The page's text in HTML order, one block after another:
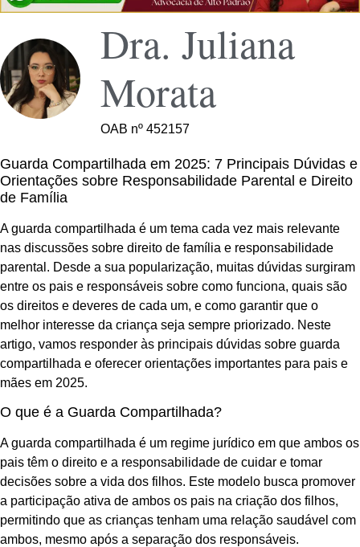
Dra. Juliana
Morata
OAB nº 452157
Guarda Compartilhada em 2025: 7 Principais Dúvidas e
Orientações sobre Responsabilidade Parental e Direito
de Família
A guarda compartilhada é um tema cada vez mais relevante
nas discussões sobre direito de família e responsabilidade
parental. Desde a sua popularização, muitas dúvidas surgiram
entre os pais e responsáveis sobre como funciona, quais são
os direitos e deveres de cada um, e como garantir que o
melhor interesse da criança seja sempre priorizado. Neste
artigo, vamos responder às principais dúvidas sobre guarda
compartilhada e oferecer orientações importantes para pais e
mães em 2025.
O que é a Guarda Compartilhada?
A guarda compartilhada é um regime jurídico em que ambos os
pais têm o direito e a responsabilidade de cuidar e tomar
decisões sobre a vida dos filhos. Este modelo busca promover
a participação ativa de ambos os pais na criação dos filhos,
permitindo que as crianças tenham uma relação saudável com
ambos, mesmo após a separação dos responsáveis.